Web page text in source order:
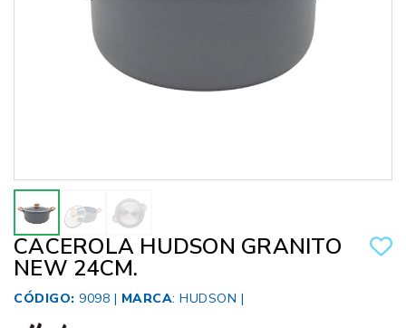
CACEROLA HUDSON GRANITO
NEW 24CM.
CÓDIGO: 9098 | MARCA: HUDSON |